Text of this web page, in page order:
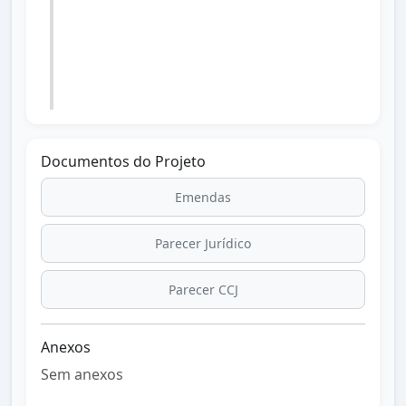
Documentos do Projeto
Emendas
Parecer Jurídico
Parecer CCJ
Anexos
Sem anexos